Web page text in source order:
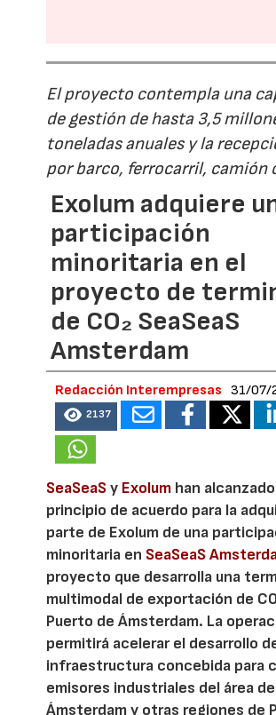
El proyecto contempla una
de gestión de hasta 3,5
toneladas anuales y la
por barco, ferrocarril, camión
Exolum adquiere
participación
minoritaria en el
proyecto de
de CO₂ SeaSeaS
Amsterdam
Redacción Interempresas 31/07/
2137
SeaSeaSy Exolum han
principio de acuerdo para la
parte de Exolum de una
minoritaria en SeaSeaS
proyecto que desarrolla una
multimodal de exportación de
Puerto de Ámsterdam. La
permitirá acelerar el desarrollo
infraestructura concebida para
emisores industriales del área de
Ámsterdam y otras regiones de